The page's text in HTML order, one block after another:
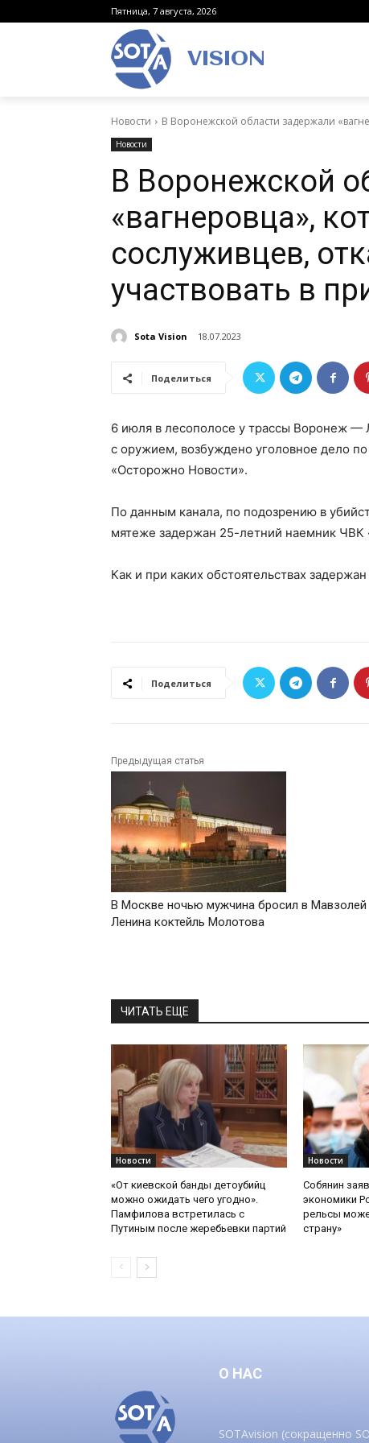
Пятница, 7 августа, 2026
VISION
Новости В Воронежской области задержали
Новости
В Воронежской
«вагнеровца»,
сослуживцев,
участвовать в
Sota Vision 18.07.2023
Поделиться
6 июля в лесополосе у трассы Воронеж —
с оружием, возбуждено уголовное дело по
«Осторожно Новости».
По данным канала, по подозрению в
мятеже задержан 25-летний наемник ЧВК
Как и при каких обстоятельствах
Поделиться
Предыдущая статья
В Москве ночью мужчина бросил в Мавзолей
Ленина коктейль Молотова
ЧИТАТЬ ЕЩЕ
Новости
«От киевской банды детоубийц
можно ожидать чего угодно».
Памфилова встретилась с
Путиным после жеребьевки партий
Новости
Собянин
экономики
рельсы
страну»
О НАС
SOTAvision (сокращенно